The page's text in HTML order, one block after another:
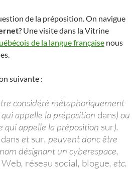
de la préposition. On navigue
? Une visite dans la Vitrine
de la langue française nous
suivante :
considéré métaphoriquement
appelle la préposition dans) ou
qui appelle la préposition sur).
dans et sur, peuvent donc être
désignant un cyberespace,
, réseau social, blogue, etc.